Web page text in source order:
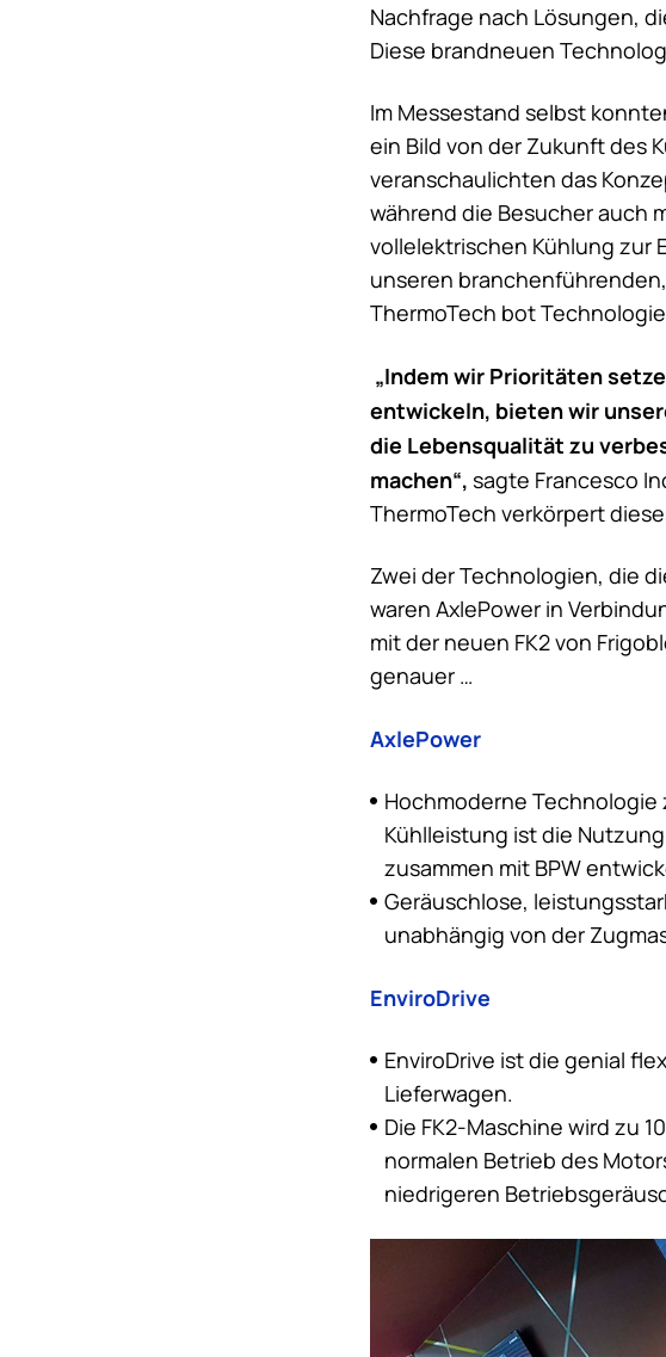
Nachfrage nach Lösungen,
Diese brandneuen
Im Messestand selbst
ein Bild von der Zukunft des
veranschaulichten das
während die Besucher auch
vollelektrischen Kühlung zur
unseren
ThermoTech bot
„Indem wir Prioritäten
entwickeln, bieten wir
die Lebensqualität zu
machen“, sagte Francesco
ThermoTech verkörpert
Zwei der Technologien, die
waren AxlePower in
mit der neuen FK2 von
genauer …
AxlePower
Hochmoderne Technologie
Kühlleistung ist die
zusammen mit BPW
Geräuschlose,
unabhängig von der
EnviroDrive
EnviroDrive ist die genial
Lieferwagen.
Die FK2-Maschine wird zu
normalen Betrieb des
niedrigeren